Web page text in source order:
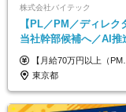
株式会社バイテック
【PL／PM／ディレク
当社幹部候補へ／AI推
目指せるAI人材／年収
以上可／リモート80％
【月給70万円以上（PM）／想定年収840万円以上】 ★詳しくは下記をご参照ください！ ■SE/PL/テスト計画以降などの上流フェーズ 月給53万円以上 ※想定年収636万円以上 ■PM/ディレクター（管理職・幹部候補） 月給70万円以上 ※想定年収840万円以上 ※単価の変動により給与も随時更新（完全単価連動型） ※育成枠については個人の経験・能力を考慮し決定 ※超過勤務については別途残業手当を支給 【固定残業代について】 なし（残業代は、実際の労働時間に応じて別途全額支給）
東京都